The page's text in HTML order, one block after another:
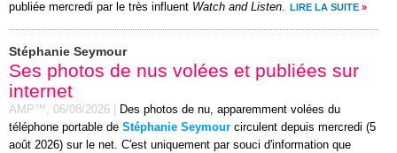
publiée mercredi par le très influent Watch and Listen. LIRE LA SUITE »
Stéphanie Seymour
Ses photos de nus volées et publiées sur
internet
AMP™, 06/08/2026
Des photos de nu, apparemment volées du
téléphone portable de Stéphanie Seymour circulent depuis mercredi (5
août 2026) sur le net. C'est uniquement par souci d'information que